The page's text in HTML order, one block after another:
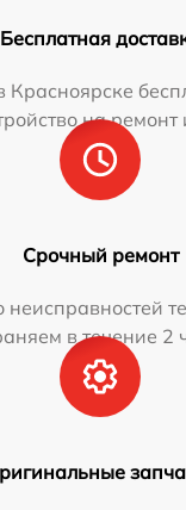
Бесплатная
на ремонт
Срочный ремонт
неисправностей
в течение 2